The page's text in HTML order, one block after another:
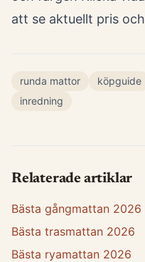
att se aktuellt pris
runda mattor köpguide
inredning
Relaterade artiklar
Bästa gångmattan 2026
Bästa trasmattan 2026
Bästa ryamattan 2026